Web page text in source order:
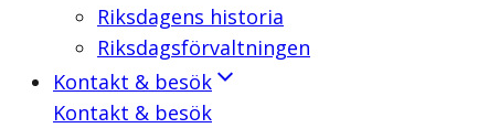
Riksdagens historia
Riksdagsförvaltningen
Kontakt & besök
Kontakt & besök